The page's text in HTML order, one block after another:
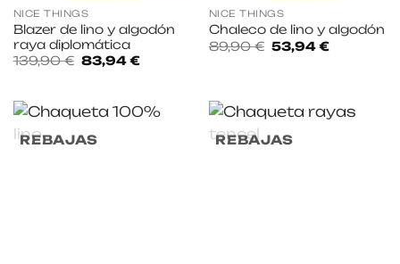
NICE THINGS
Blazer de lino y algodón
raya diplomática
139,90€ El
precio
139,90 €.
83,94€El
83,94 €.
NICE THINGS
Chaleco de lino y algodón
89,90€ El
precio
53,94€El
REBAJAS REBAJAS